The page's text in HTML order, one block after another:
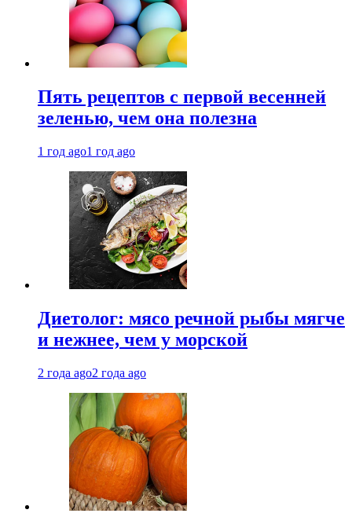
Пять рецептов с первой весенней
зеленью, чем она полезна
1 год ago1 год ago
Диетолог: мясо речной рыбы мягче
и нежнее, чем у морской
2 года ago2 года ago